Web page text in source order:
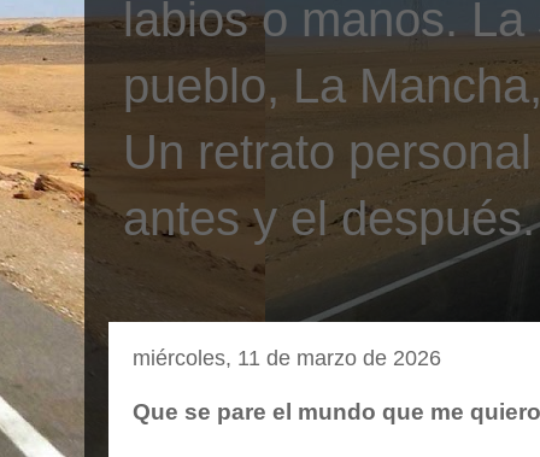
labios o manos.
pueblo, La
Un retrato
antes y el después.
miércoles, 11 de marzo de 2026
Que se pare el mundo que me